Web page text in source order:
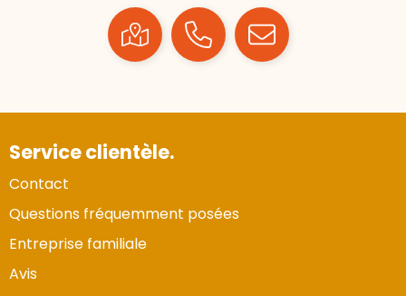
Service clientèle.
Contact
Questions fréquemment posées
Entreprise familiale
Avis